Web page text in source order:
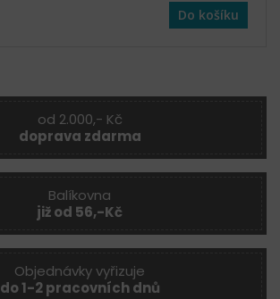
Do košíku
od 2.000,- Kč
doprava zdarma
Balíkovna
již od 56,-Kč
Objednávky vyřizuje
do 1-2 pracovních dnů